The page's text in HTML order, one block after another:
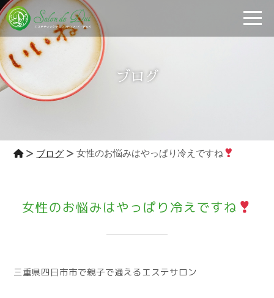
ブログ
ブログ 女性のお悩みはやっぱり冷えですね
女性のお悩みはやっぱり冷えですね
三重県四日市市で親子で通えるエステサロン